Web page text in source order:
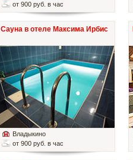
от 900 руб. в час
Сауна в отеле Максима Ирбис
Владыкино
от 900 руб. в час